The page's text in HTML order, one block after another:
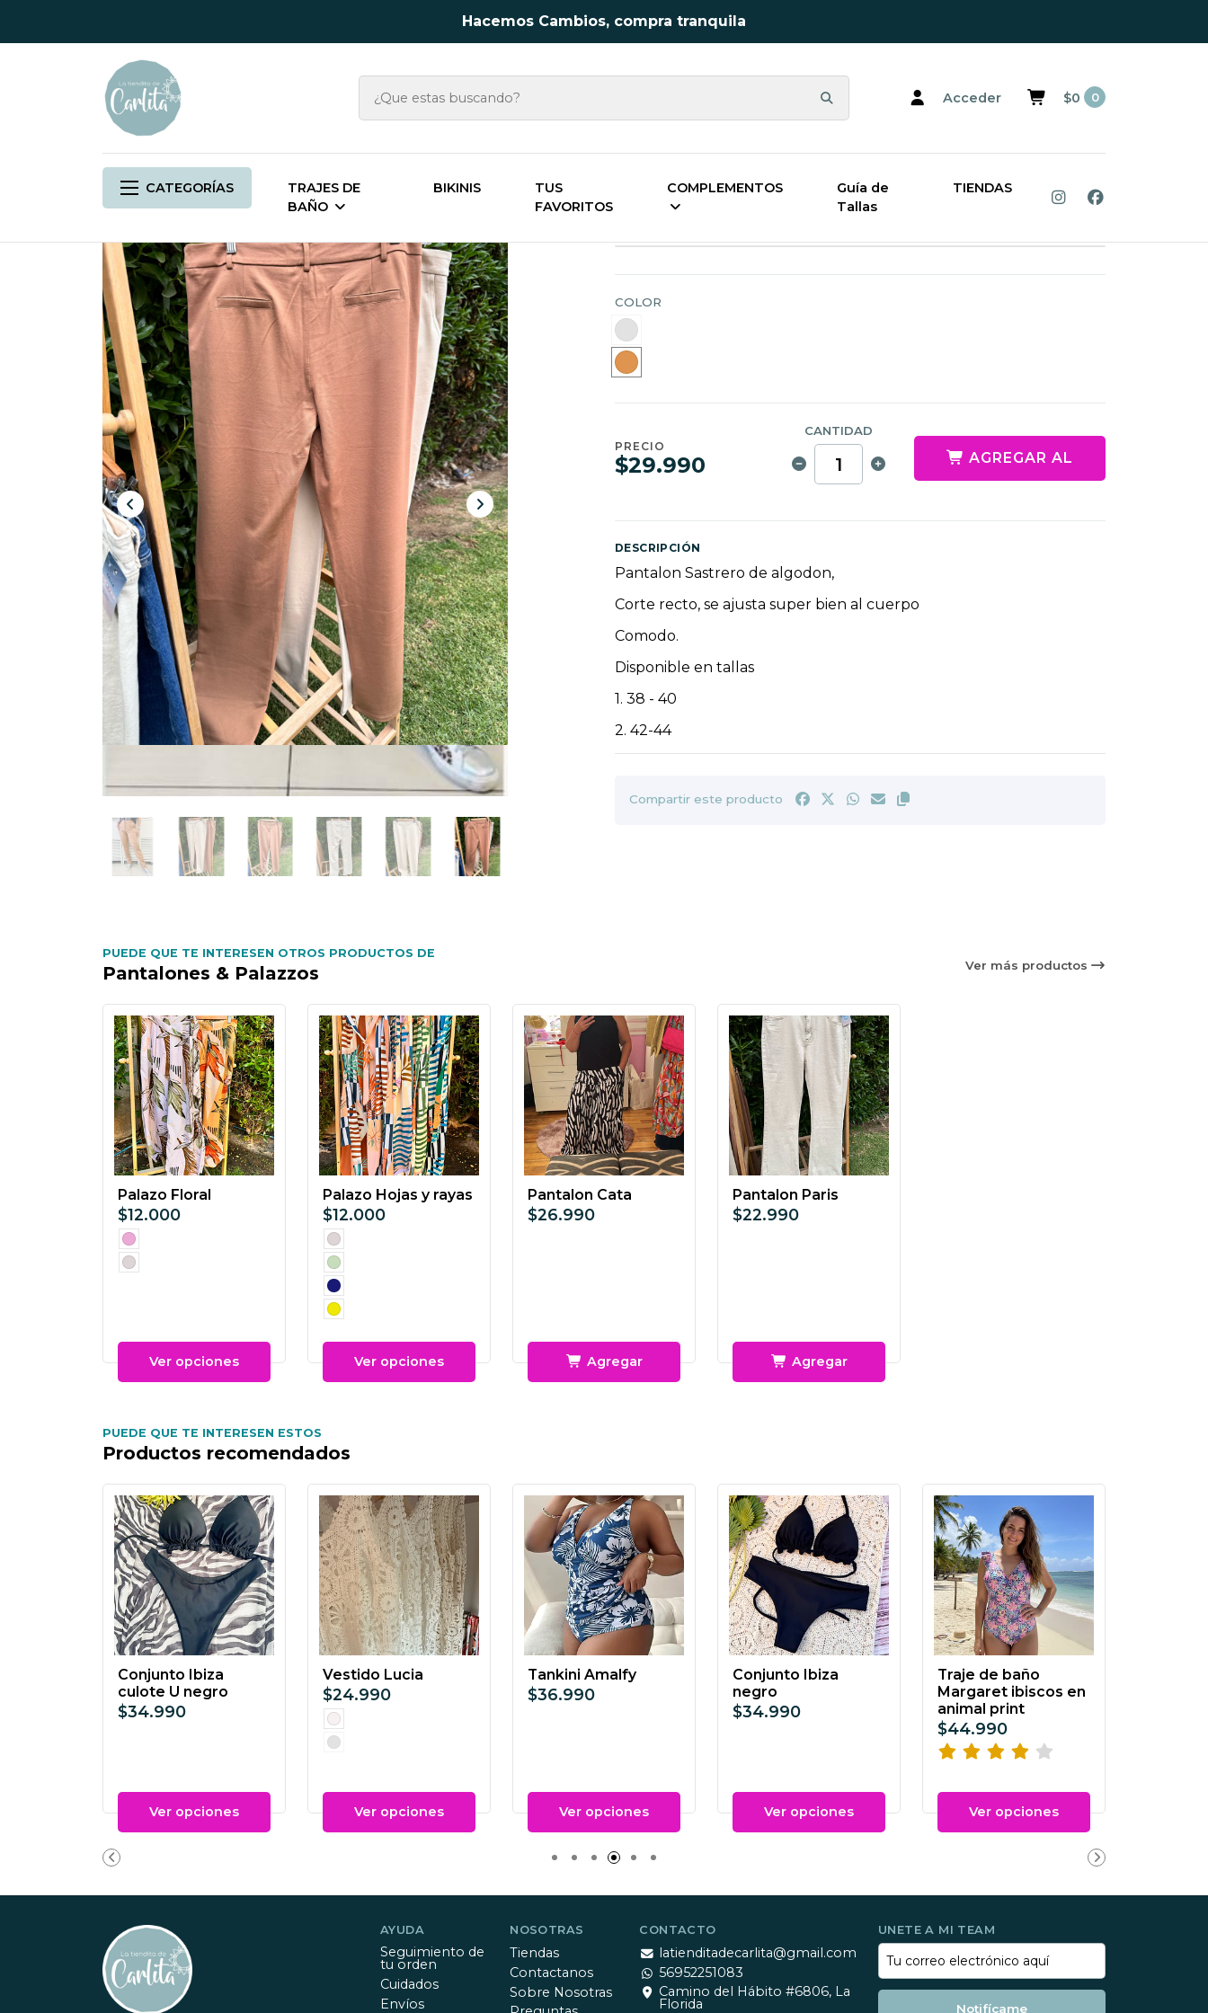
Hacemos Cambios, compra tranquila
Acceder $0 0
CATEGORÍAS
TRAJES DE
BAÑO
BIKINIS
TUS
FAVORITOS
COMPLEMENTOS
Guía de
Tallas
TIENDAS
Pantalon Sita
COLOR
PRECIO
$29.990
CANTIDAD
AGREGAR AL
DESCRIPCIÓN
Pantalon Sastrero de algodon,
Corte recto, se ajusta super bien al cuerpo
Comodo.
Disponible en tallas
1. 38 - 40
2. 42-44
Compartir este producto
PUEDE QUE TE INTERESEN OTROS PRODUCTOS DE
Pantalones & Palazzos Ver más productos
Palazo Floral
$12.000
Ver opciones
Palazo Hojas y rayas
$12.000
Ver opciones
Pantalon Cata
$26.990
Agregar
Pantalon Paris
$22.990
Agregar
PUEDE QUE TE INTERESEN ESTOS
Productos recomendados
Conjunto Ibiza
culote U negro
$34.990
Ver opciones
Vestido Lucia
$24.990
Ver opciones
Tankini Amalfy
$36.990
Ver opciones
Conjunto Ibiza
negro
$34.990
Ver opciones
Traje de baño
Margaret ibiscos en
animal print
$44.990
Ver opciones
AYUDA
Seguimiento de
tu orden
Cuidados
Envíos
NOSOTRAS
Tiendas
Contactanos
Sobre Nosotras
CONTACTO
latienditadecarlita@gmail.com
56952251083
Camino del Hábito #6806, La
Florida
UNETE A MI TEAM
Notifícame